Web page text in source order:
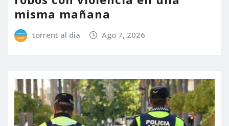
misma mañana
torrent al dia Ago 7, 2026